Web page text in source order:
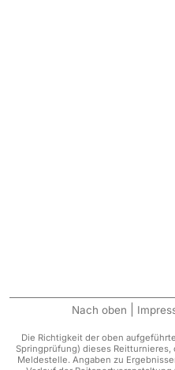
Nach oben
Die Richtigkeit der oben
Springprüfung) dieses
Meldestelle. Angaben zu